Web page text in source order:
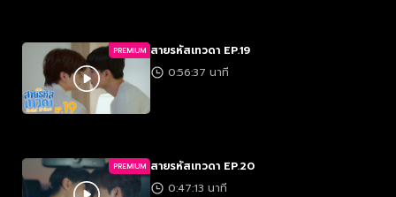
PREMIUM สายรหัสเทวดา EP.19
0:56:37 นาที
PREMIUM สายรหัสเทวดา EP.20
0:47:13 นาที